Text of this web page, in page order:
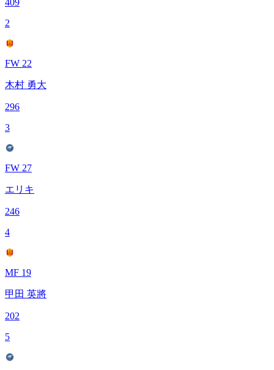
409
2
FW 22
木村 勇大
296
3
FW 27
エリキ
246
4
MF 19
甲田 英將
202
5